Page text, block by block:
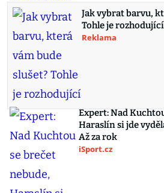
Jak vybrat barvu,
Tohle je rozhodující
Reklama
Expert: Nad
Haraslín si jde
Až za rok
iSport.cz